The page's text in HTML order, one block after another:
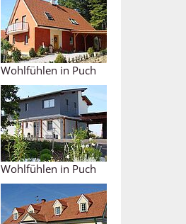
Wohlfühlen in Puch
Wohlfühlen in Puch